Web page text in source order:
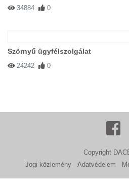
34884 0
Szörnyű ügyfélszolgálat
24242 0
Copyright
Jogi közlemény
Adatvédelem